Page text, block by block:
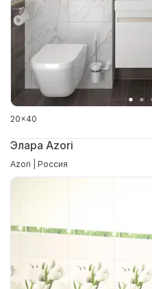
20x40
Элара Azori
Azori | Россия